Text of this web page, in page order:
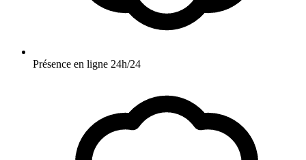
Présence en ligne 24h/24